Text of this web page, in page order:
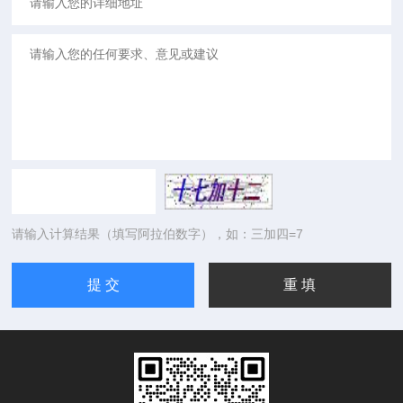
请输入计算结果（填写阿拉伯数字），如：三加四=7